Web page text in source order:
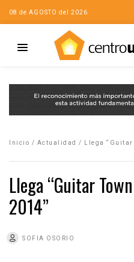
08 de AGOSTO del 2026
Inicio / Actualidad / Llega
Llega “Guitar
2014”
SOFIA OSORIO